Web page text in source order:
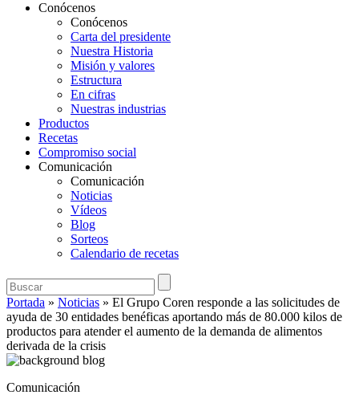
Conócenos
Conócenos
Carta del presidente
Nuestra Historia
Misión y valores
Estructura
En cifras
Nuestras industrias
Productos
Recetas
Compromiso social
Comunicación
Comunicación
Noticias
Vídeos
Blog
Sorteos
Calendario de recetas
Portada » Noticias » El Grupo Coren responde a las solicitudes de
ayuda de 30 entidades benéficas aportando más de 80.000 kilos de
productos para atender el aumento de la demanda de alimentos
derivada de la crisis
Comunicación